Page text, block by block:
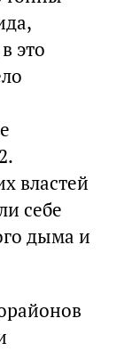
это
властей
себе
дыма и